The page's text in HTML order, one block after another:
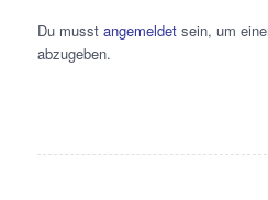
Du musst angemeldetsein, um
abzugeben.